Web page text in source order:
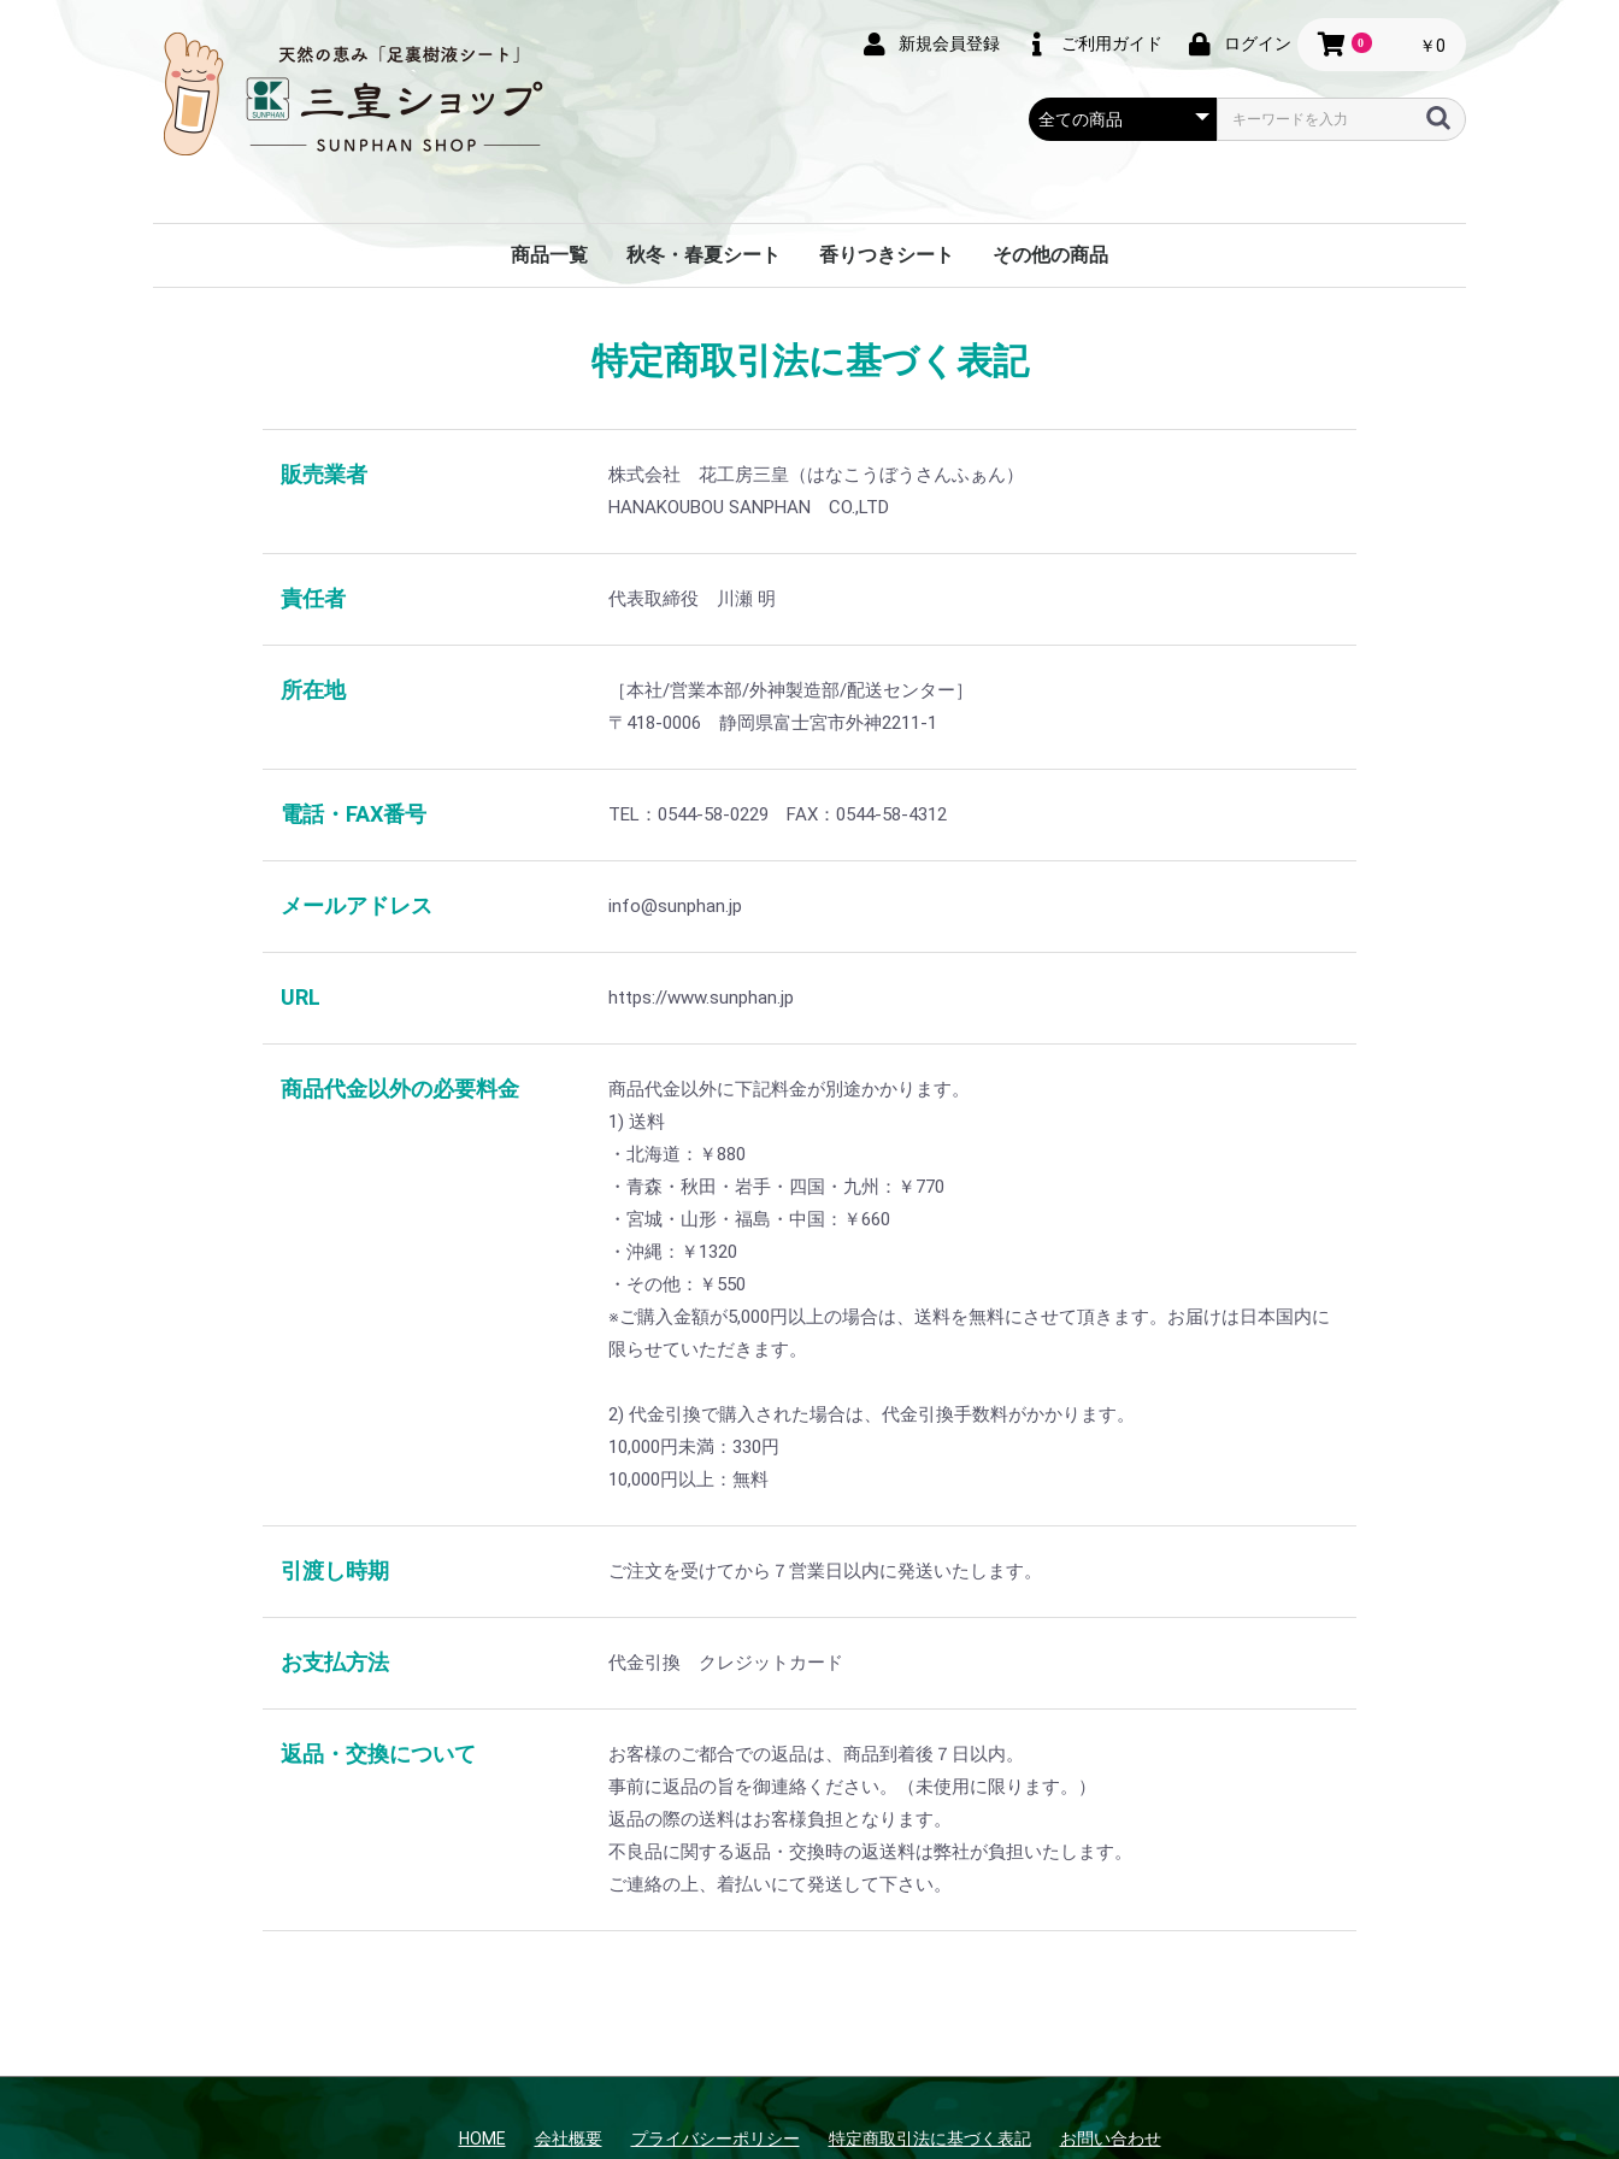
新規会員登録 ご利用ガイド ログイン 0 ￥0
商品一覧 秋冬・春夏シート 香りつきシート その他の商品
特定商取引法に基づく表記
販売業者
株式会社 花工房三皇（はなこうぼうさんふぁん）
HANAKOUBOU SANPHAN CO.,LTD
責任者 代表取締役 川瀬 明
所在地
［本社/営業本部/外神製造部/配送センター］
〒418-0006 静岡県富士宮市外神2211-1
電話・FAX番号 TEL：0544-58-0229 FAX：0544-58-4312
メールアドレス info@sunphan.jp
URL https://www.sunphan.jp
商品代金以外の必要料金
商品代金以外に下記料金が別途かかります。
1) 送料
・北海道：￥880
・青森・秋田・岩手・四国・九州：￥770
・宮城・山形・福島・中国：￥660
・沖縄：￥1320
・その他：￥550
※ご購入金額が5,000円以上の場合は、送料を無料にさせて頂きます。お届けは日本国内に
限らせていただきます。
2) 代金引換で購入された場合は、代金引換手数料がかかります。
10,000円未満：330円
10,000円以上：無料
引渡し時期 ご注文を受けてから７営業日以内に発送いたします。
お支払方法 代金引換 クレジットカード
返品・交換について
お客様のご都合での返品は、商品到着後７日以内。
事前に返品の旨を御連絡ください。（未使用に限ります。）
返品の際の送料はお客様負担となります。
不良品に関する返品・交換時の返送料は弊社が負担いたします。
ご連絡の上、着払いにて発送して下さい。
HOME 会社概要 プライバシーポリシー 特定商取引法に基づく表記 お問い合わせ